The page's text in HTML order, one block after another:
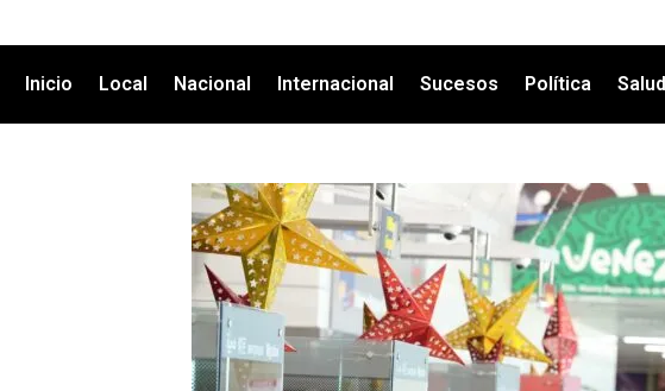
Inicio Local Nacional Internacional Sucesos Política Salud